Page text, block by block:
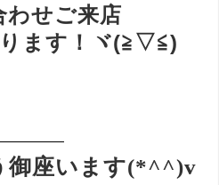
わせご来店
ます！ヾ(≧▽≦)
御座います(*^^)v